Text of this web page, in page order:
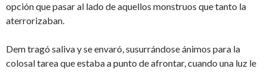
opción que pasar al lado de aquellos monstruos que tanto la
aterrorizaban.
Dem tragó saliva y se envaró, susurrándose ánimos para la
colosal tarea que estaba a punto de afrontar, cuando una luz le